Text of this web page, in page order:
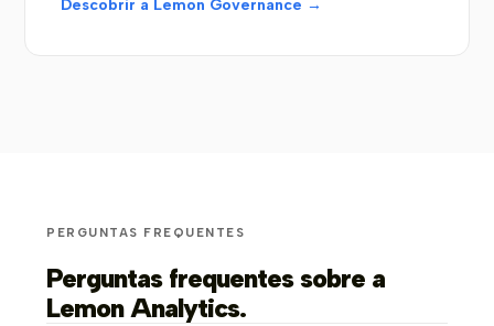
Descobrir a Lemon Governance →
PERGUNTAS FREQUENTES
Perguntas frequentes sobre a
Lemon Analytics.